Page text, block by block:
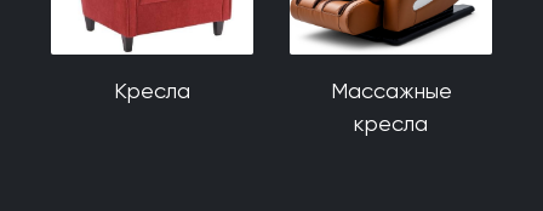
Кресла
Массажные
кресла